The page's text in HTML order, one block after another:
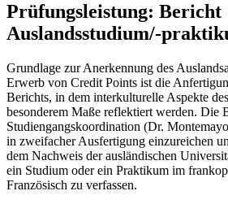
Prüfungsleistung: Bericht
Auslandsstudium/-
Grundlage zur Anerkennung des
Erwerb von Credit Points ist die
Berichts, in dem interkulturelle Aspekte
besonderem Maße reflektiert werden. Die
Studiengangskoordination (Dr.
in zweifacher Ausfertigung einzureichen
dem Nachweis der ausländischen
ein Studium oder ein Praktikum im
Französisch zu verfassen.